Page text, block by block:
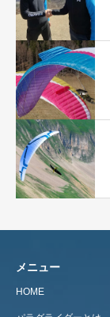
メニュー
HOME